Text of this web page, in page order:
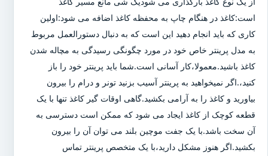
است:کاغذ در هنگام چاپ به محفظه کاغذ اضافه می شود:اولین
کاری که باید انجام دهید این است که به دنبال دستورالعمل مربوط
به مدل پرینتر خاص خود در مورد چگونگی رسیدگی به مچاله شدن
کاغذ باشید.معمولا،کار آسانی است.شما باید پرینتر خود را باز
کنید،.اگر نمیخواهید به پرینتر آسیب بزنید تونر و درام را بیرون
بیاورید و کاغذ را به آرامی بکشید.گاهی اوقات گیر کاغذ تنها با یک
قطعه کوچک از کاغذ ایجاد می شود که ممکن است دسترسی به
آن سخت باشد.با یک جفت موچین بلند می توان آن را بیرون
بکشید.اگر هنوز مشکل دارید،با یک متخصص پرینتر تماس